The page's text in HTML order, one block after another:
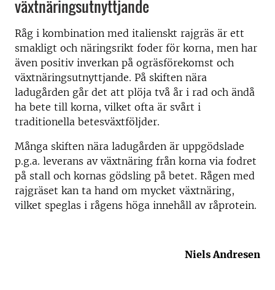
växtnäringsutnyttjande
Råg i kombination med italienskt rajgräs är ett
smakligt och näringsrikt foder för korna, men har
även positiv inverkan på ogräsförekomst och
växtnäringsutnyttjande. På skiften nära
ladugården går det att plöja två år i rad och ändå
ha bete till korna, vilket ofta är svårt i
traditionella betesväxtföljder.
Många skiften nära ladugården är uppgödslade
p.g.a. leverans av växtnäring från korna via fodret
på stall och kornas gödsling på betet. Rågen med
rajgräset kan ta hand om mycket växtnäring,
vilket speglas i rågens höga innehåll av råprotein.
Niels Andresen